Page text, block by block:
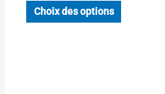
Choix des options
page